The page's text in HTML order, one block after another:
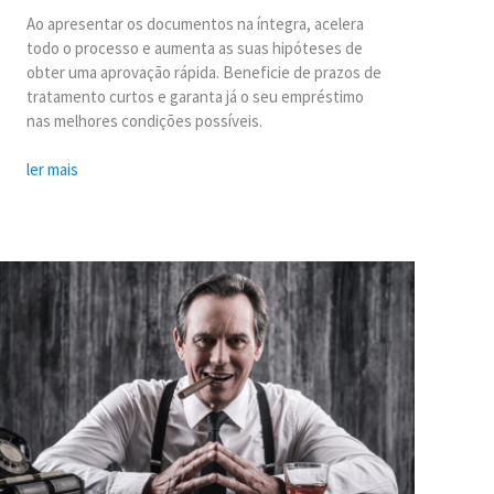
Ao apresentar os documentos na íntegra, acelera
todo o processo e aumenta as suas hipóteses de
obter uma aprovação rápida. Beneficie de prazos de
tratamento curtos e garanta já o seu empréstimo
nas melhores condições possíveis.
ler mais
verdade
sobre
"crédito
sem
prova":
Como